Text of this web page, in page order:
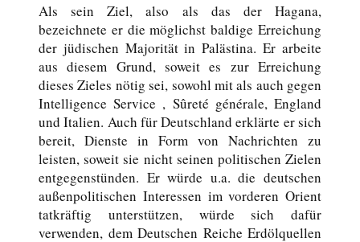
Als sein Ziel, also als das der Hagana,
bezeichnete er die möglichst baldige Erreichung
der jüdischen Majorität in Palästina. Er arbeite
aus diesem Grund, soweit es zur Erreichung
dieses Zieles nötig sei, sowohl mit als auch gegen
Intelligence Service , Sûreté générale, England
und Italien. Auch für Deutschland erklärte er sich
bereit, Dienste in Form von Nachrichten zu
leisten, soweit sie nicht seinen politischen Zielen
entgegenstünden. Er würde u.a. die deutschen
außenpolitischen Interessen im vorderen Orient
tatkräftig unterstützen, würde sich dafür
verwenden, dem Deutschen Reiche Erdölquellen